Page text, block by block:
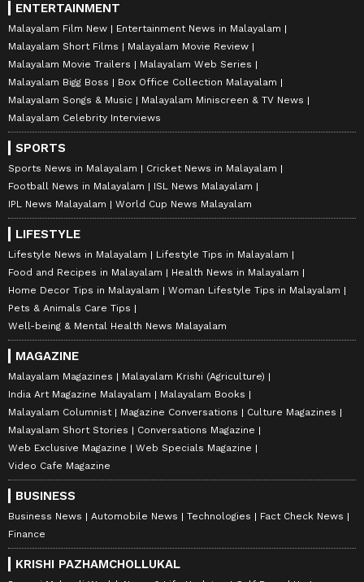
ENTERTAINMENT
Malayalam Film New
Entertainment News in Malayalam
Malayalam Short Films
Malayalam Movie Review
Malayalam Movie Trailers
Malayalam Web Series
Malayalam Bigg Boss
Box Office Collection Malayalam
Malayalam Songs & Music
Malayalam Miniscreen & TV News
Malayalam Celebrity Interviews
SPORTS
Sports News in Malayalam
Cricket News in Malayalam
Football News in Malayalam
ISL News Malayalam
IPL News Malayalam
World Cup News Malayalam
LIFESTYLE
Lifestyle News in Malayalam
Lifestyle Tips in Malayalam
Food and Recipes in Malayalam
Health News in Malayalam
Home Decor Tips in Malayalam
Woman Lifestyle Tips in Malayalam
Pets & Animals Care Tips
Well-being & Mental Health News Malayalam
MAGAZINE
Malayalam Magazines
Malayalam Krishi (Agriculture)
India Art Magazine Malayalam
Malayalam Books
Malayalam Columnist
Magazine Conversations
Culture Magazines
Malayalam Short Stories
Conversations Magazine
Web Exclusive Magazine
Web Specials Magazine
Video Cafe Magazine
BUSINESS
Business News Automobile News Technologies
Fact Check News
Finance
KRISHI PAZHAMCHOLLUKAL